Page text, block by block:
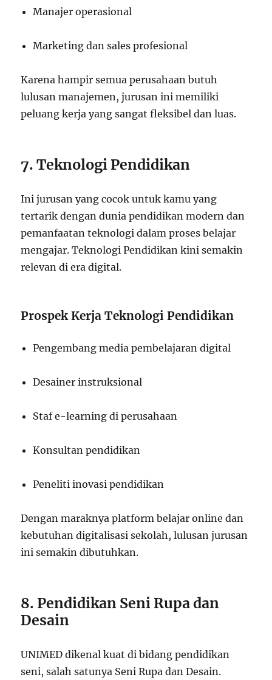
Manajer operasional
Marketing dan sales profesional
Karena hampir semua perusahaan butuh
lulusan manajemen, jurusan ini memiliki
peluang kerja yang sangat fleksibel dan luas.
7. Teknologi Pendidikan
Ini jurusan yang cocok untuk kamu yang
tertarik dengan dunia pendidikan modern dan
pemanfaatan teknologi dalam proses belajar
mengajar. Teknologi Pendidikan kini semakin
relevan di era digital.
Prospek Kerja Teknologi Pendidikan
Pengembang media pembelajaran digital
Desainer instruksional
Staf e-learning di perusahaan
Konsultan pendidikan
Peneliti inovasi pendidikan
Dengan maraknya platform belajar online dan
kebutuhan digitalisasi sekolah, lulusan jurusan
ini semakin dibutuhkan.
8. Pendidikan Seni Rupa dan
Desain
UNIMED dikenal kuat di bidang pendidikan
seni, salah satunya Seni Rupa dan Desain.